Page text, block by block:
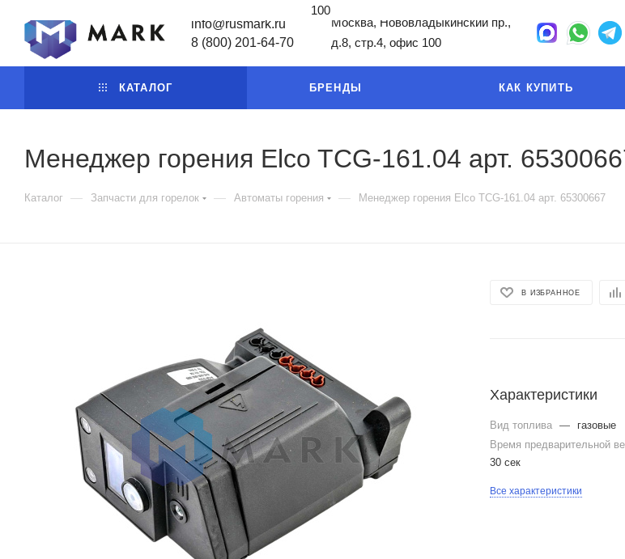
info@rusmark.ru
8 (800) 201-64-70
Москва, Нововладыкинский пр.,
д.8, стр.4, офис 100
КАТАЛОГ БРЕНДЫ КАК КУПИТЬ
100
Менеджер горения Elco TCG-161.04 арт.
Каталог — Запчасти для горелок — Автоматы горения — Менеджер горения Elco TCG-161.04 арт. 65300667
В ИЗБРАННОЕ
Характеристики
Вид топлива —
газовые
Время предварительной
30 сек
Все характеристики